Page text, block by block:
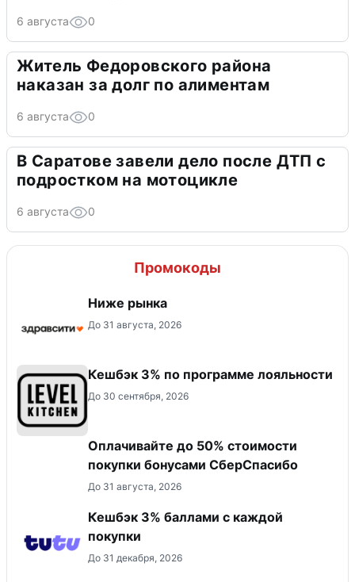
6 августа 0
Житель Федоровского района
наказан за долг по алиментам
6 августа 0
В Саратове завели дело после ДТП с
подростком на мотоцикле
6 августа 0
Промокоды
Ниже рынка
До 31 августа, 2026
Кешбэк 3% по программе лояльности
До 30 сентября, 2026
Оплачивайте до 50% стоимости
покупки бонусами СберСпасибо
До 31 августа, 2026
Кешбэк 3% баллами с каждой
покупки
До 31 декабря, 2026